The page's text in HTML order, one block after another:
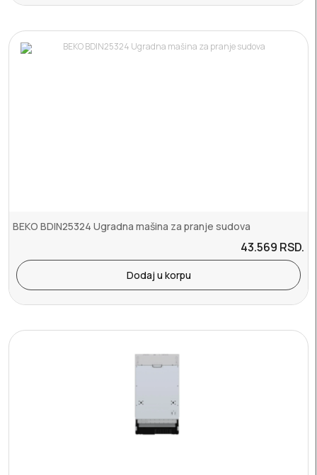
BEKO BDIN25324 Ugradna mašina za pranje sudova
43.569 RSD.
Dodaj u korpu